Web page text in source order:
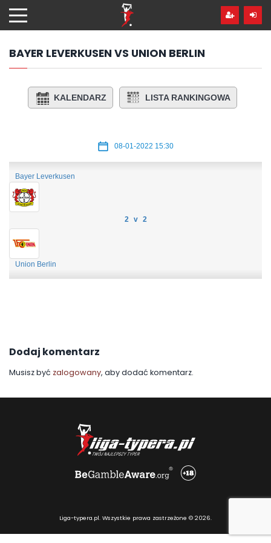
hdo
treści
BAYER LEVERKUSEN VS UNION BERLIN
KALENDARZ LISTA RANKINGOWA
08-01-2022 15:30
Bayer Leverkusen
2 v 2
Union Berlin
Dodaj komentarz
Musisz być zalogowany, aby dodać komentarz.
Liga-typera.pl. Wszystkie prawa zastrzeżone © 2026.